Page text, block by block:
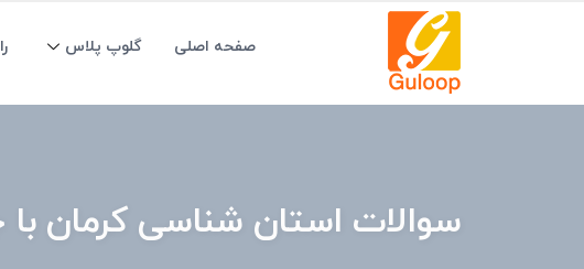
صفحه اصلی گلوپ پلاس
سوالات استان شناسی کرمان